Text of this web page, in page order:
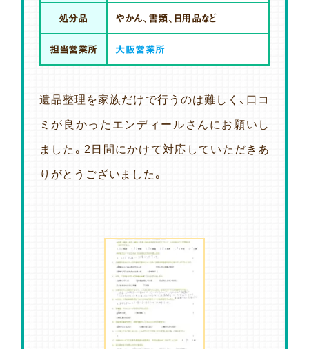
処分品 やかん、書類、日用品など
担当営業所 大阪営業所
遺品整理を家族だけで行うのは難しく、口コ
ミが良かったエンディールさんにお願いし
ました。2日間にかけて対応していただきあ
りがとうございました。